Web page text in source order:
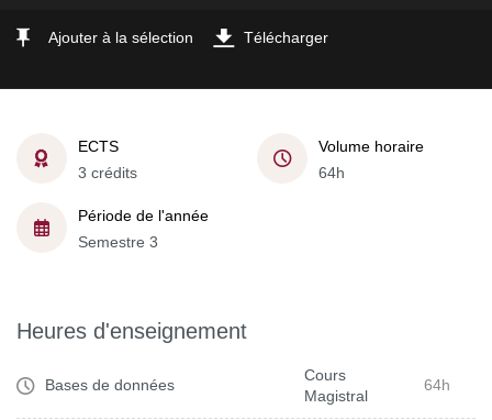
Ajouter à la sélection Télécharger
ECTS
3 crédits
Volume horaire
64h
Période de l'année
Semestre 3
Heures d'enseignement
Bases de données
Cours
Magistral
64h